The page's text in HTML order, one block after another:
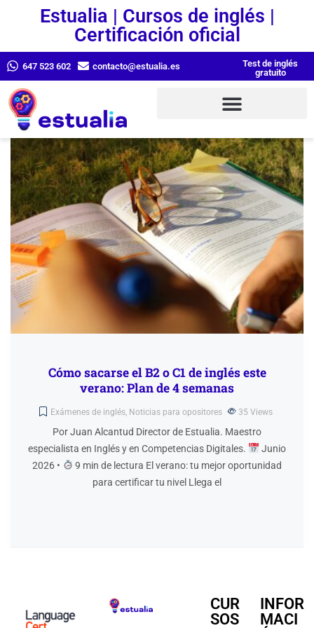
Estualia | Cursos de inglés |
Certificación oficial
647 523 602 contacto@estualia.es
Test de inglés
gratuito
Cómo sacarse el B2 o C1 de inglés este
verano: Plan de 4 semanas
Exámenes de inglés Noticias para opositores 35 Views
Por Juan Alcantud Director de Estualia. Maestro
especialista en Inglés y en Competencias Digitales.
Junio
2026 •
9 min de lectura El verano: tu mejor oportunidad
para certificar tu nivel Llega el
CUR
SOS
INFOR
MACI